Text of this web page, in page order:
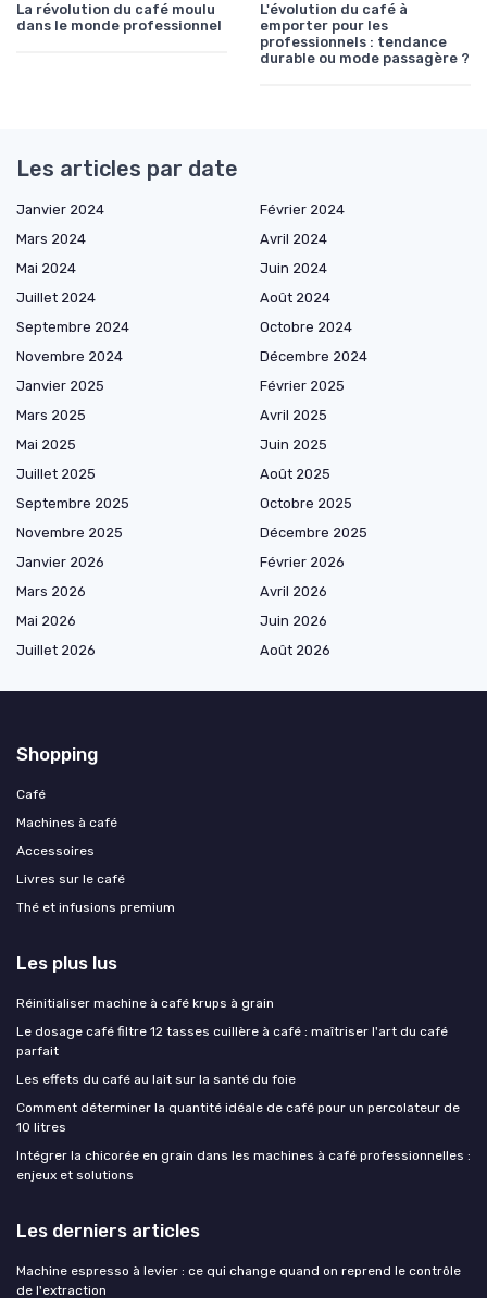
La révolution du café moulu
dans le monde professionnel
L'évolution du café à
emporter pour les
professionnels : tendance
durable ou mode passagère ?
Les articles par date
Janvier 2024
Février 2024
Mars 2024
Avril 2024
Mai 2024
Juin 2024
Juillet 2024
Août 2024
Septembre 2024
Octobre 2024
Novembre 2024
Décembre 2024
Janvier 2025
Février 2025
Mars 2025
Avril 2025
Mai 2025
Juin 2025
Juillet 2025
Août 2025
Septembre 2025
Octobre 2025
Novembre 2025
Décembre 2025
Janvier 2026
Février 2026
Mars 2026
Avril 2026
Mai 2026
Juin 2026
Juillet 2026
Août 2026
Shopping
Café
Machines à café
Accessoires
Livres sur le café
Thé et infusions premium
Les plus lus
Réinitialiser machine à café krups à grain
Le dosage café filtre 12 tasses cuillère à café : maîtriser l'art du café
parfait
Les effets du café au lait sur la santé du foie
Comment déterminer la quantité idéale de café pour un percolateur de
10 litres
Intégrer la chicorée en grain dans les machines à café professionnelles :
enjeux et solutions
Les derniers articles
Machine espresso à levier : ce qui change quand on reprend le contrôle
de l'extraction